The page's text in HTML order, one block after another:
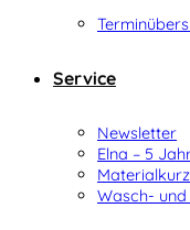
Service
Newsletter
Elna – 5
Wasch-